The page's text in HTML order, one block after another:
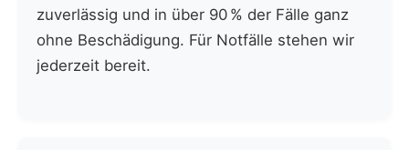
zuverlässig und in über 90 % der Fälle ganz
ohne Beschädigung. Für Notfälle stehen wir
jederzeit bereit.